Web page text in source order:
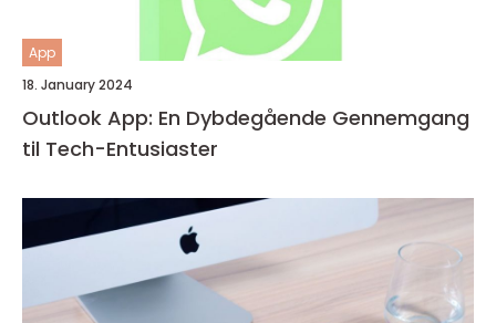
App
18. January 2024
Outlook App: En Dybdegående Gennemgang
til Tech-Entusiaster